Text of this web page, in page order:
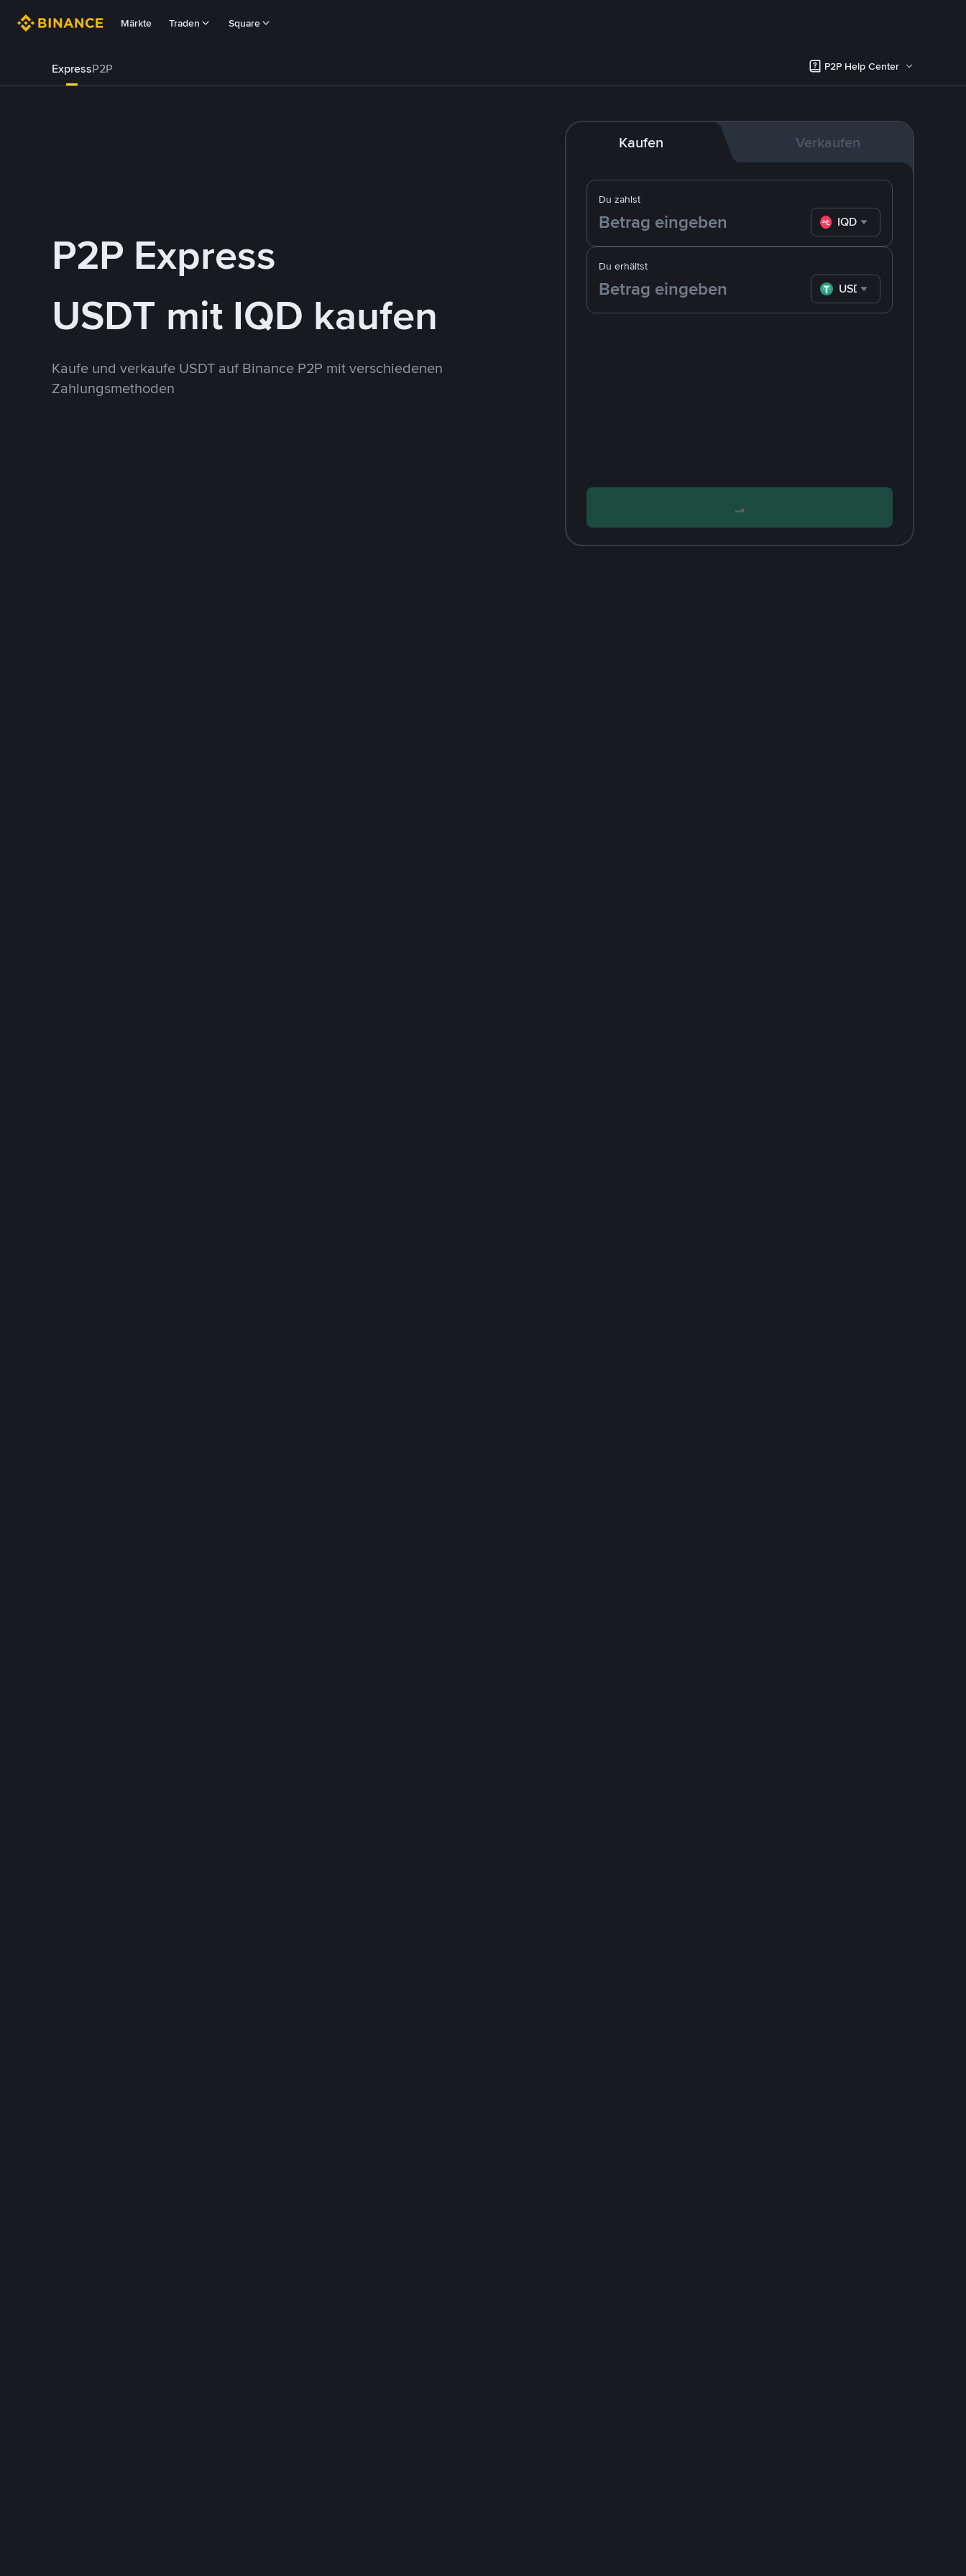
Märkte Traden Square
ExpressP2P P2P Help Center
P2P Express
USDT mit IQD kaufen
Kaufe und verkaufe USDT auf Binance P2P mit verschiedenen
Zahlungsmethoden
Kaufen Verkaufen
Du zahlst
IQD
Du erhältst
USDT